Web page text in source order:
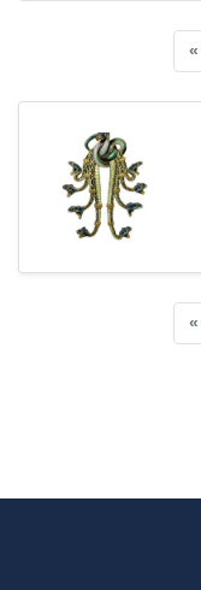
«
«